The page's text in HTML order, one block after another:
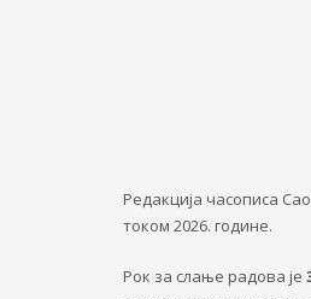
Редакција часописа
током 2026. године.
Рок за слање радова je